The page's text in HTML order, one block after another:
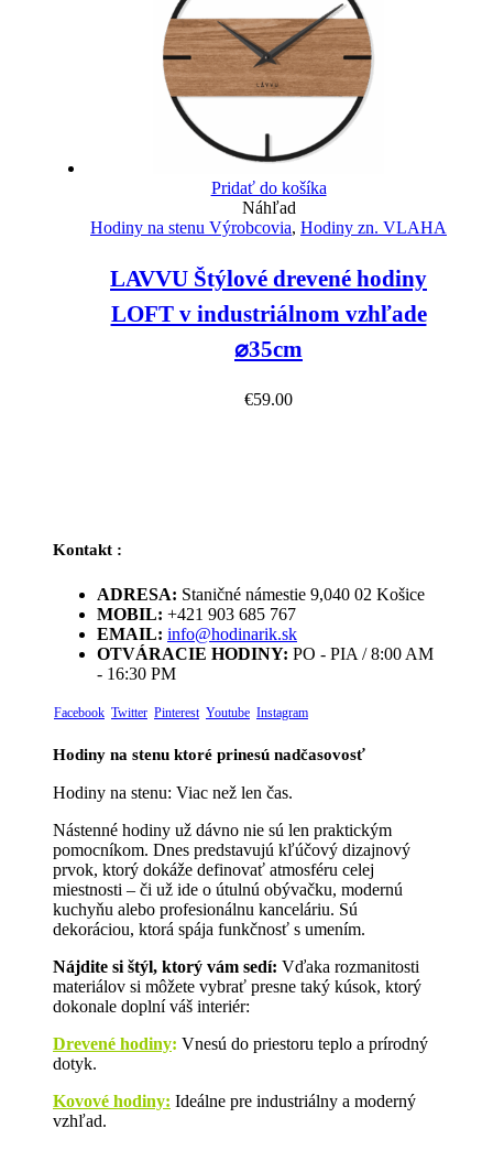
Pridať do košíka
Náhľad
Hodiny na stenu Výrobcovia, Hodiny zn. VLAHA
LAVVU Štýlové drevené hodiny
LOFT v industriálnom vzhľade
⌀35cm
€59.00
Kontakt :
ADRESA: Staničné námestie 9,040 02 Košice
MOBIL: +421 903 685 767
EMAIL: info@hodinarik.sk
OTVÁRACIE HODINY: PO - PIA / 8:00 AM
- 16:30 PM
Facebook Twitter Pinterest Youtube Instagram
Hodiny na stenu ktoré prinesú nadčasovosť
Hodiny na stenu: Viac než len čas.
Nástenné hodiny už dávno nie sú len praktickým
pomocníkom. Dnes predstavujú kľúčový dizajnový
prvok, ktorý dokáže definovať atmosféru celej
miestnosti – či už ide o útulnú obývačku, modernú
kuchyňu alebo profesionálnu kanceláriu. Sú
dekoráciou, ktorá spája funkčnosť s umením.
Nájdite si štýl, ktorý vám sedí: Vďaka rozmanitosti
materiálov si môžete vybrať presne taký kúsok, ktorý
dokonale doplní váš interiér:
Drevené hodiny: Vnesú do priestoru teplo a prírodný
dotyk.
Kovové hodiny: Ideálne pre industriálny a moderný
vzhľad.